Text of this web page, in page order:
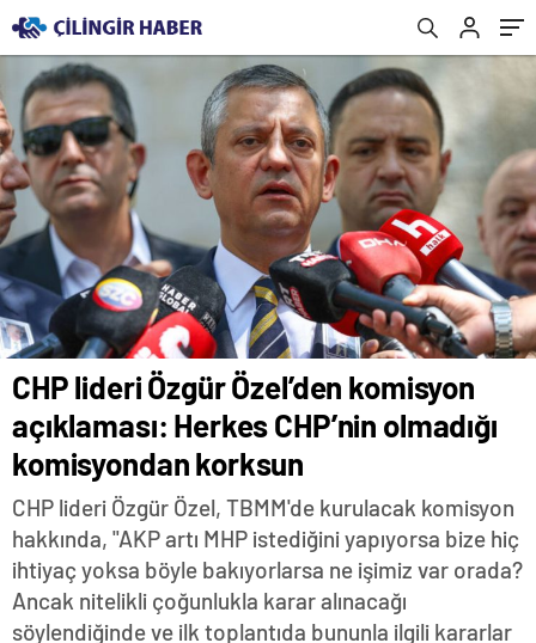
CHP lideri Özgür Özel’den komisyon
açıklaması: Herkes CHP’nin olmadığı
komisyondan korksun
CHP lideri Özgür Özel, TBMM'de kurulacak komisyon
hakkında, "AKP artı MHP istediğini yapıyorsa bize hiç
ihtiyaç yoksa böyle bakıyorlarsa ne işimiz var orada?
Ancak nitelikli çoğunlukla karar alınacağı
söylendiğinde ve ilk toplantıda bununla ilgili kararlar